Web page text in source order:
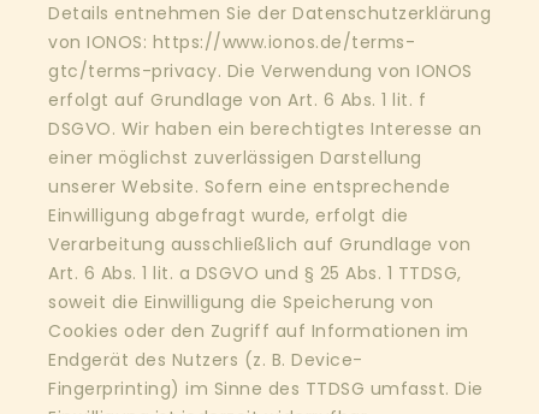
Details entnehmen Sie der Datenschutzerklärung
von IONOS: https://www.ionos.de/terms-
gtc/terms-privacy. Die Verwendung von IONOS
erfolgt auf Grundlage von Art. 6 Abs. 1 lit. f
DSGVO. Wir haben ein berechtigtes Interesse an
einer möglichst zuverlässigen Darstellung
unserer Website. Sofern eine entsprechende
Einwilligung abgefragt wurde, erfolgt die
Verarbeitung ausschließlich auf Grundlage von
Art. 6 Abs. 1 lit. a DSGVO und § 25 Abs. 1 TTDSG,
soweit die Einwilligung die Speicherung von
Cookies oder den Zugriff auf Informationen im
Endgerät des Nutzers (z. B. Device-
Fingerprinting) im Sinne des TTDSG umfasst. Die